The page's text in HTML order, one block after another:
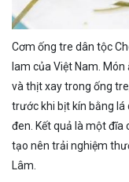
Cơm ống tre dân tộc
lam của Việt Nam.
và thịt xay trong ống
trước khi bịt kín bằng lá
đen. Kết quả là một
tạo nên trải nghiệm
Lâm.